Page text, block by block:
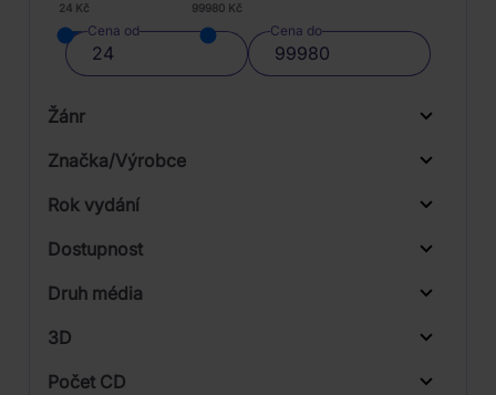
24 Kč 99980 Kč
Cena od Cena do
Žánr
Značka/Výrobce
Rok vydání
Od
Dostupnost
Druh média
3D
Počet CD